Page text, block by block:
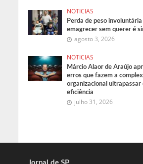
NOTICIAS
Perda de peso
emagrecer sem querer é
agosto 3, 2026
NOTICIAS
Márcio Alaor de Araújo
erros que fazem a
organizacional ultrapassar
eficiência
julho 31, 2026